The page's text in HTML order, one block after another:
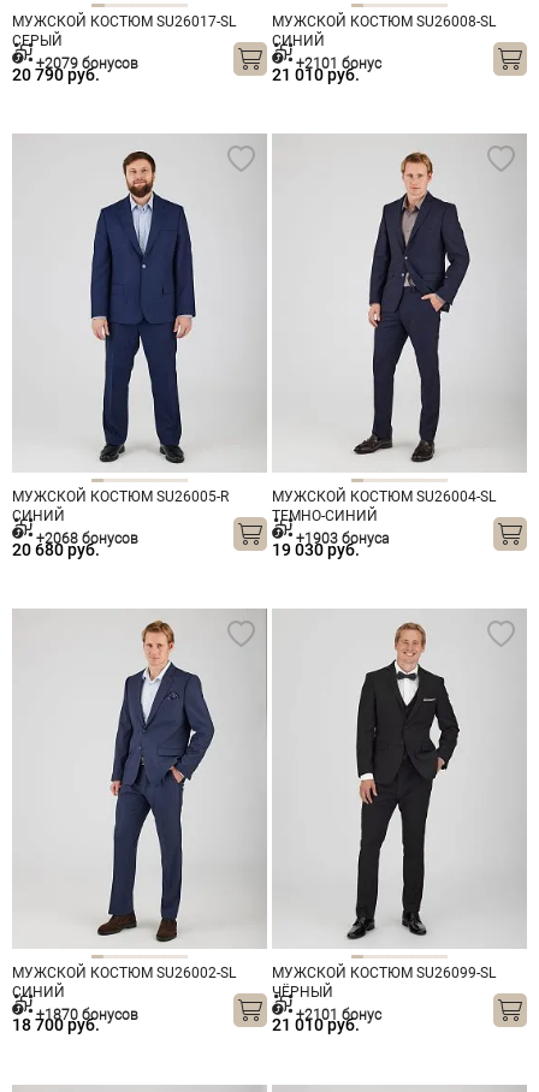
МУЖСКОЙ КОСТЮМ SU26017-SL
СЕРЫЙ
20 790 руб.
+2079 бонусов
МУЖСКОЙ КОСТЮМ SU26008-SL
СИНИЙ
21 010 руб.
+2101 бонус
МУЖСКОЙ КОСТЮМ SU26005-R
СИНИЙ
20 680 руб.
+2068 бонусов
МУЖСКОЙ КОСТЮМ SU26004-SL
ТЕМНО-СИНИЙ
19 030 руб.
+1903 бонуса
МУЖСКОЙ КОСТЮМ SU26002-SL
СИНИЙ
18 700 руб.
+1870 бонусов
МУЖСКОЙ КОСТЮМ SU26099-SL
ЧЁРНЫЙ
21 010 руб.
+2101 бонус